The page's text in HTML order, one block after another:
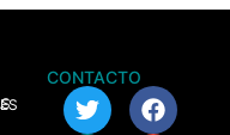
CONTACTO